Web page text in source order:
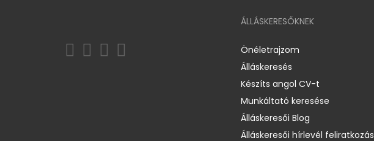
ÁLLÁSKERESŐKNEK
Önéletrajzom
Álláskeresés
Készíts angol CV-t
Munkáltató keresése
Álláskeresői Blog
Álláskeresői hírlevél feliratkozás